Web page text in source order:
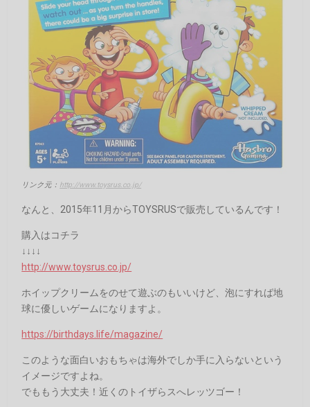
リンク元： http://www.toysrus.co.jp/
なんと、2015年11月からTOYSRUSで販売しているんです！
購入はコチラ
↓↓↓↓
http://www.toysrus.co.jp/
ホイップクリームをのせて遊ぶのもいいけど、泡にすれば地
球に優しいゲームになりますよ。
https://birthdays.life/magazine/
このような面白いおもちゃは海外でしか手に入らないという
イメージですよね。
でももう大丈夫！近くのトイザらスへレッツゴー！